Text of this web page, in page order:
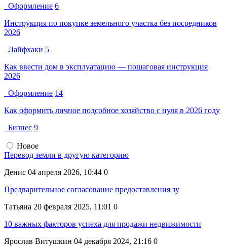
Оформление 6
Инструкция по покупке земельного участка без посредников
2026
Лайфхаки 5
Как ввести дом в эксплуатацию — пошаговая инструкция
2026
Оформление 14
Как оформить личное подсобное хозяйство с нуля в 2026 году
Бизнес 9
Новое
Перевод земли в другую категорию
Денис 04 апреля 2026, 10:44 0
Предварительное согласование предоставления зу
Татьяна 20 февраля 2025, 11:01 0
10 важных факторов успеха для продажи недвижимости
Ярослав Витушкин 04 декабря 2024, 21:16 0